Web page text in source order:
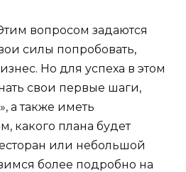
вопросом задаются
силы попробовать,
Но для успеха в этом
свои первые шаги,
а также иметь
какого плана будет
или небольшой
более подробно на